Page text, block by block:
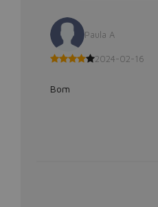
Paula A
2024-02-16
Bom